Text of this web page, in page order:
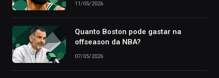
11/05/2026
Quanto Boston pode gastar na
offseason da NBA?
07/05/2026